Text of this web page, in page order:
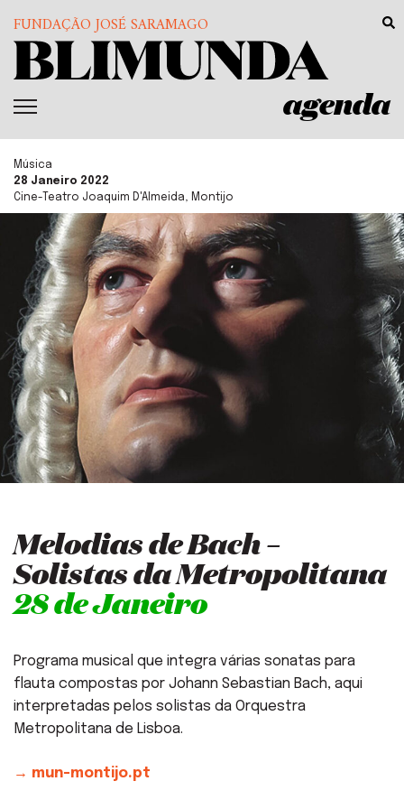
FUNDAÇÃO JOSÉ SARAMAGO
agenda
Música
28 Janeiro 2022
Cine-Teatro Joaquim D'Almeida, Montijo
Melodias de Bach –
Solistas da Metropolitana
28 de Janeiro
Programa musical que integra várias sonatas para
flauta compostas por Johann Sebastian Bach, aqui
interpretadas pelos solistas da Orquestra
Metropolitana de Lisboa.
→ mun-montijo.pt